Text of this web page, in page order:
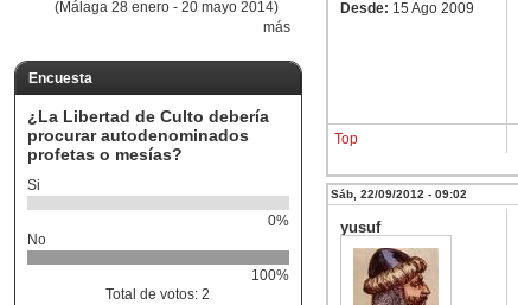
(Málaga 28 enero - 20 mayo 2014)
más
Encuesta
¿La Libertad de Culto debería
procurar autodenominados
profetas o mesías?
Si
0%
No
100%
Total de votos: 2
Desde: 15 Ago 2009
Top
Sáb, 22/09/2012 - 09:02
yusuf